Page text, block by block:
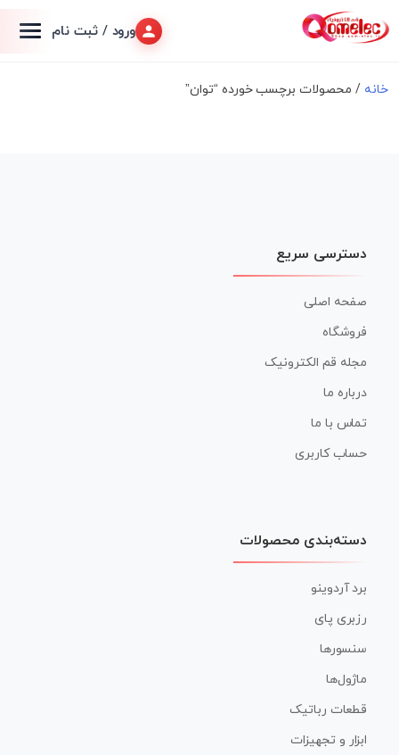
ورود / ثبت نام
خانه / محصولات برچسب خورده “توان”
دسترسی سریع
صفحه اصلی
فروشگاه
مجله قم الکترونیک
درباره ما
تماس با ما
حساب کاربری
دسته‌بندی محصولات
برد آردوینو
رزبری پای
سنسورها
ماژول‌ها
قطعات رباتیک
ابزار و تجهیزات